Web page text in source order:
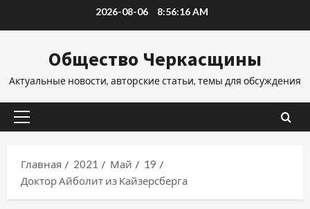
2026-08-06 8:56:16 AM
Общество Черкасщины
Актуальные новости, авторские статьи, темы для обсуждения
Основное
Главная
2021 Май
19
Доктор Айболит из Кайзерсберга